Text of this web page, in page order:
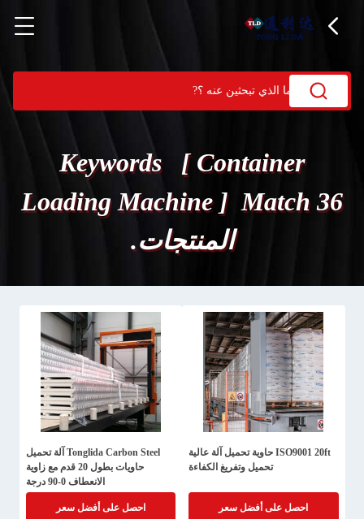
Keywords [ Container
Loading Machine ] Match 36
المنتجات.
ISO9001 20ft حاوية تحميل آلة عالية
تحميل وتفريغ الكفاءة
احصل على أفضل سعر
Tonglida Carbon Steel آلة تحميل
حاويات بطول 20 قدم مع زاوية
الانعطاف 0-90 درجة
احصل على أفضل سعر